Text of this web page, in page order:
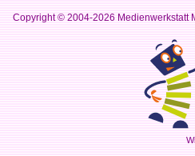
Copyright © 2004-2026Medienwerkstatt